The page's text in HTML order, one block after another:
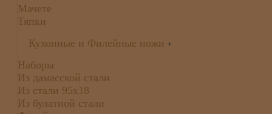
Мачете
Тяпки
Кухонные и Филейные ножи +
Наборы
Из дамасской стали
Из стали 95х18
Из булатной стали